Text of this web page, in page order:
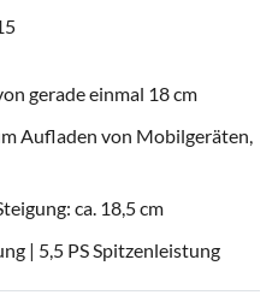
gerade einmal 18 cm
Aufladen von Mobilgeräten,
ca. 18,5 cm
| 5,5 PS Spitzenleistung